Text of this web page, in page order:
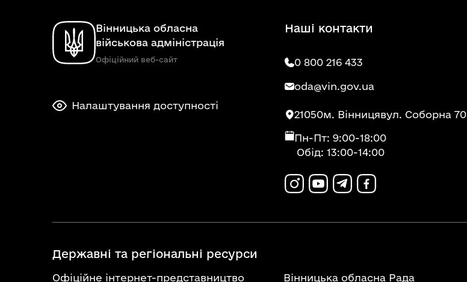
Вінницька обласна
військова адміністрація
Офіційний веб-сайт
Налаштування доступності
Наші контакти
0 800 216 433
oda@vin.gov.ua
21050м. Вінницявул. Соборна 70
Пн-Пт: 9:00-18:00
Обід: 13:00-14:00
Державні та регіональні ресурси
Офіційне інтернет-представництво Вінницька обласна Рада